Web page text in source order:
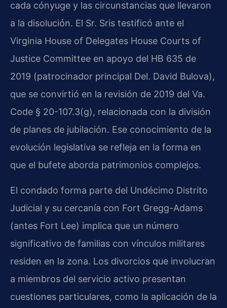
cada cónyuge y las circunstancias que llevaron
a la disolución. El Sr. Sris testificó ante el
Virginia House of Delegates House Courts of
Justice Committee en apoyo del HB 635 de
2019 (patrocinador principal Del. David Bulova),
que se convirtió en la revisión de 2019 del Va.
Code § 20-107.3(g), relacionada con la división
de planes de jubilación. Ese conocimiento de la
evolución legislativa se refleja en la forma en
que el bufete aborda patrimonios complejos.
El condado forma parte del Undécimo Distrito
Judicial y su cercanía con Fort Gregg-Adams
(antes Fort Lee) implica que un número
significativo de familias con vínculos militares
residen en la zona. Los divorcios que involucran
a miembros del servicio activo presentan
cuestiones particulares, como la aplicación de la